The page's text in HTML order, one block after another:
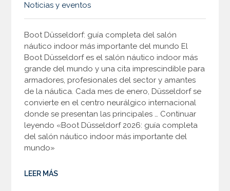
Noticias y eventos
Boot Düsseldorf: guía completa del salón
náutico indoor más importante del mundo El
Boot Düsseldorf es el salón náutico indoor más
grande del mundo y una cita imprescindible para
armadores, profesionales del sector y amantes
de la náutica. Cada mes de enero, Düsseldorf se
convierte en el centro neurálgico internacional
donde se presentan las principales … Continuar
leyendo «Boot Düsseldorf 2026: guía completa
del salón náutico indoor más importante del
mundo»
LEER MÁS